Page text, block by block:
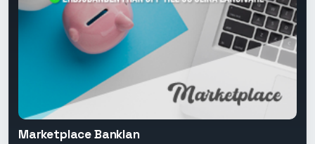
Marketplace Banklan